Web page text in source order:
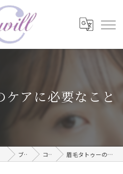
ケアに必要なこと
ブログ コラム 眉毛タトゥーのケアに必要なこと